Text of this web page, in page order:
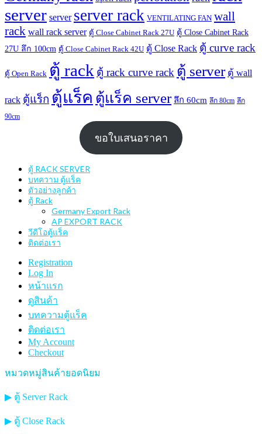
server server server rack VENTILATING FAN wall
rack wall rack server ตู้ Close Cabinet Rack 27U ตู้ Close Cabinet Rack
27U ลึก 100cm ตู้ Close Cabinet Rack 42U ตู้ Close Rack ตู้ curve rack
ตู้ Open Rack ตู้ rack ตู้ rack curve rack ตู้ server ตู้ wall
rack ตู้แร็ก ตู้แร็ค ตู้แร็ค server ลึก 60cm ลึก 80cm ลึก
90cm
ขอใบเสนอราคา
ตู้ RACK SERVER
บทความ ตู้แร็ค
ตัวอย่างลูกค้า
ตู้ Rack
Germany Export Rack
AP EXPORT RACK
วีดีโอตู้แร็ค
ติดต่อเรา
Registration
Log In
หน้าแรก
ดูสินค้า
บทความตู้แร็ค
ติดต่อเรา
My Account
Checkout
หมวดหมู่สินค้ายอดนิยม
▶ ตู้ Server Rack
▶ ตู้ Close Rack